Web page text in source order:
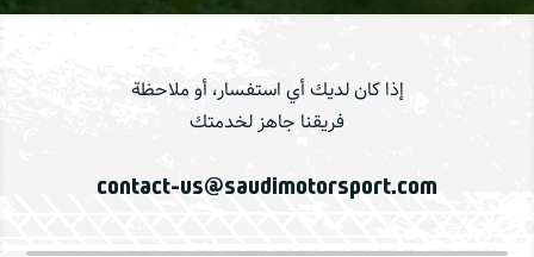
إذا كان لديك أي استفسار، أو ملاحظة
فريقنا جاهز لخدمتك
contact-us@saudimotorsport.com